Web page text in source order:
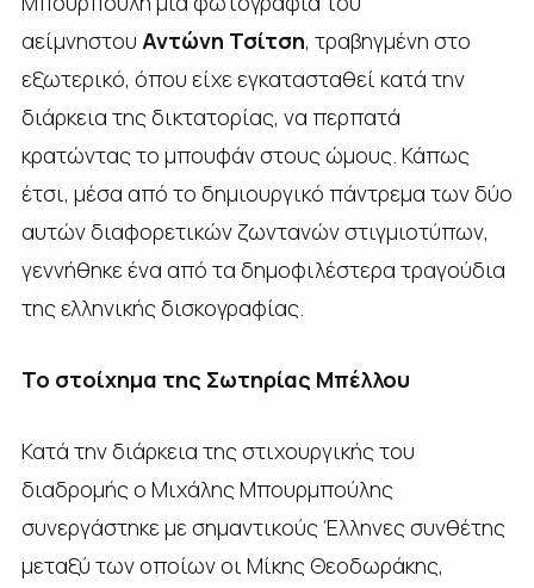
αείμνηστου Αντώνη Τσίτση, τραβηγμένη στο
εξωτερικό, όπου είχε εγκατασταθεί κατά την
διάρκεια της δικτατορίας, να περπατά
κρατώντας το μπουφάν στους ώμους. Κάπως
έτσι, μέσα από το δημιουργικό πάντρεμα των δύο
αυτών διαφορετικών ζωντανών στιγμιοτύπων,
γεννήθηκε ένα από τα δημοφιλέστερα τραγούδια
της ελληνικής δισκογραφίας.
Το στοίχημα της Σωτηρίας Μπέλλου
Κατά την διάρκεια της στιχουργικής του
διαδρομής ο Μιχάλης Μπουρμπούλης
συνεργάστηκε με σημαντικούς Έλληνες συνθέτης
μεταξύ των οποίων οι Μίκης Θεοδωράκης,